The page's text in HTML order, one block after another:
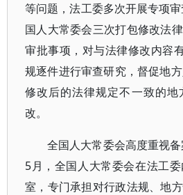
等问题，法工委多次开展专项
国人大常委会三次打包修改法
审批事项，对与法律修改内容
规逐件进行审查研究，督促地
修改后的法律规定不一致的地
改。
全国人大常委会高度重视
5月，全国人大常委会在法工
室，专门承担对行政法规、地